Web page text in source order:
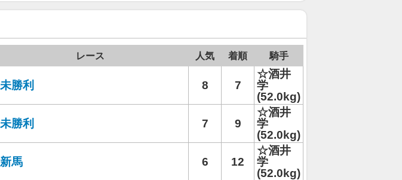
レース 人気 着順 騎手
未勝利 8 7
☆酒井
学
(52.0kg)
未勝利 7 9
☆酒井
学
(52.0kg)
新馬 6 12
☆酒井
学
(52.0kg)